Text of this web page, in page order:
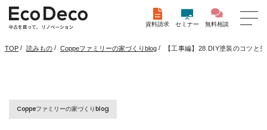
資料請求 セミナー 無料相談
TOP / 読みもの / Coppeファミリーの家づくりblog / 【工事編】28.DIY塗装のコツと
Coppeファミリーの家づくりblog